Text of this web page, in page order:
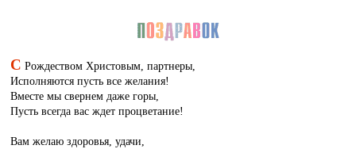
С Рождеством Христовым, партнеры,
Исполняются пусть все желания!
Вместе мы свернем даже горы,
Пусть всегда вас ждет процветание!
Вам желаю здоровья, удачи,